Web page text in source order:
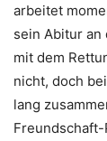
arbeitet
sein Abitur
mit dem
nicht, doch
lang